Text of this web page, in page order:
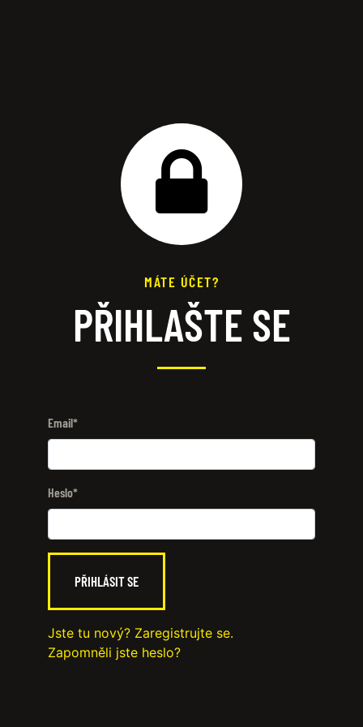
MÁTE ÚČET?
PŘIHLAŠTE SE
Email*
Heslo*
Jste tu nový? Zaregistrujte se.
Zapomněli jste heslo?